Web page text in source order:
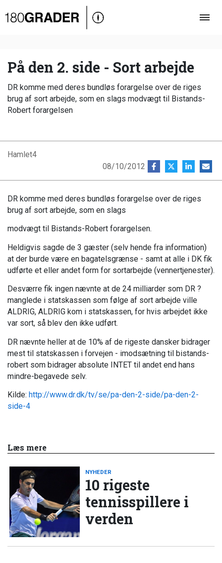
Oversigt
Debat
Video
Podcast
På den 2. side - Sort arbejde
DR komme med deres bundløs forargelse over de riges
brug af sort arbejde, som en slags modvægt til Bistands-
Robert forargelsen
Hamlet4
08/10/2012
DR komme med deres bundløs forargelse over de riges
brug af sort arbejde, som en slags
modvægt til Bistands-Robert forargelsen.
Heldigvis sagde de 3 gæster (selv hende fra information)
at der burde være en bagatelsgrænse - samt at alle i DK fik
udførte et eller andet form for sortarbejde (vennertjenester).
Desværre fik ingen nævnte at de 24 milliarder som DR ?
manglede i statskassen som følge af sort arbejde ville
ALDRIG, ALDRIG kom i statskassen, for hvis arbejdet ikke
var sort, så blev den ikke udført.
DR nævnte heller at de 10% af de rigeste dansker bidrager
mest til statskassen i forvejen - imodsætning til bistands-
robert som bidrager absolute INTET til andet end hans
mindre-begavede selv.
Kilde: http://www.dr.dk/tv/se/pa-den-2-side/pa-den-2-
side-4
Læs mere
NYHEDER
10 rigeste
tennisspillere i
verden